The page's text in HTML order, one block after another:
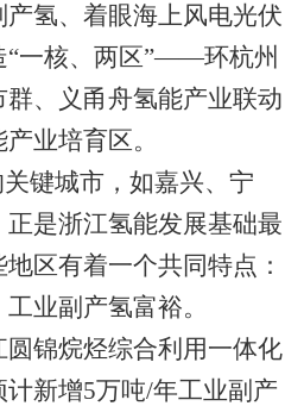
氢、着眼海上风电光伏
“一核、两区”——环杭州
、义甬舟氢能产业联动
业培育区。
键城市，如嘉兴、宁
是浙江氢能发展基础最
区有着一个共同特点：
业副产氢富裕。
锦烷烃综合利用一体化
新增5万吨/年工业副产